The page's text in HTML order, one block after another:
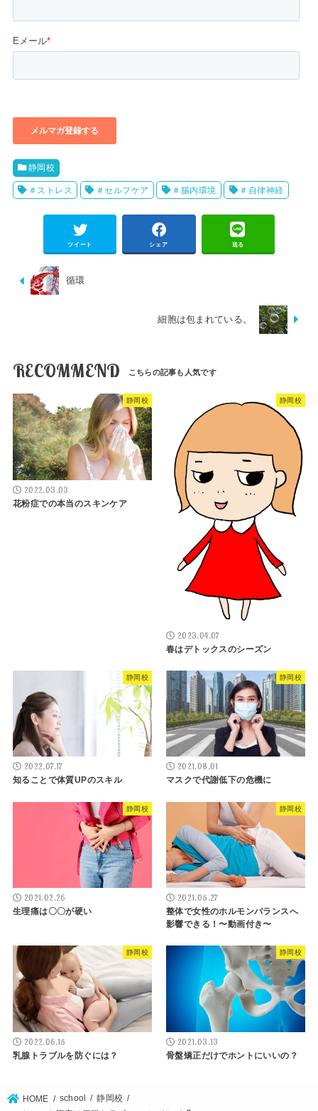
静岡校
＃ストレス ＃セルフケア ＃腸内環境 ＃自律神経
ツイート シェア 送る
循環
細胞は包まれている。
RECOMMEND
静岡校
2022.03.03
花粉症での本当のスキンケア
静岡校
2023.04.07
春はデトックスのシーズン
静岡校
2022.07.17
知ることで体質UPのスキル
静岡校
2021.08.01
マスクで代謝低下の危機に
静岡校
2021.02.26
生理痛は〇〇が硬い
静岡校
2021.05.27
整体で女性のホルモンバランスへ
影響できる！〜動画付き〜
静岡校
2022.06.15
乳腺トラブルを防ぐには？
静岡校
2021.03.13
骨盤矯正だけでホントにいいの？
HOME school
静岡校